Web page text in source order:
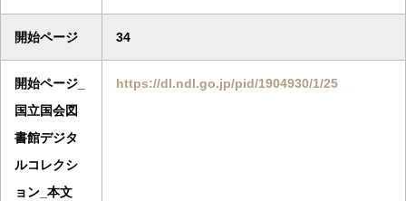
開始ページ 34
開始ページ_
国立国会図
書館デジタ
ルコレクシ
ョン_本文
https://dl.ndl.go.jp/pid/1904930/1/25